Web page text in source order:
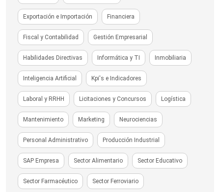
Exportación e Importación Financiera
Fiscal y Contabilidad Gestión Empresarial
Habilidades Directivas Informática y TI Inmobiliaria
Inteligencia Artificial Kpi's e Indicadores
Laboral y RRHH Licitaciones y Concursos Logística
Mantenimiento Marketing Neurociencias
Personal Administrativo Producción Industrial
SAP Empresa Sector Alimentario Sector Educativo
Sector Farmacéutico Sector Ferroviario